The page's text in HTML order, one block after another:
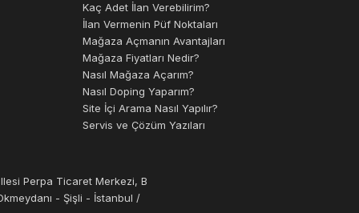
Kaç Adet İlan Verebilirim?
İlan Vermenin Püf Noktaları
Mağaza Açmanın Avantajları
Mağaza Fiyatları Nedir?
Nasıl Mağaza Açarım?
Nasıl Doping Yaparım?
Site İçi Arama Nasıl Yapılır?
Servis ve Çözüm Yazıları
Perpa Ticaret Merkezi, B
- Şişli - İstanbul /